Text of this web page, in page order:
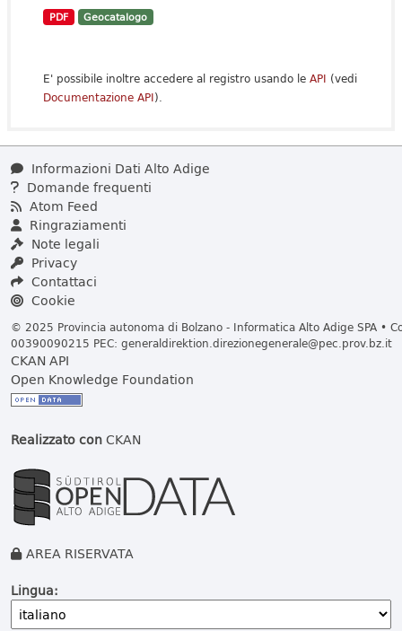
PDF Geocatalogo
E' possibile inoltre accedere al registro usando le API (vedi
Documentazione API).
Informazioni Dati Alto Adige
Domande frequenti
Atom Feed
Ringraziamenti
Note legali
Privacy
Contattaci
Cookie
© 2025 Provincia autonoma di Bolzano - Informatica Alto Adige SPA •
00390090215 PEC: generaldirektion.direzionegenerale@pec.prov.bz.it
CKAN API
Open Knowledge Foundation
Realizzato conCKAN
AREA RISERVATA
Lingua